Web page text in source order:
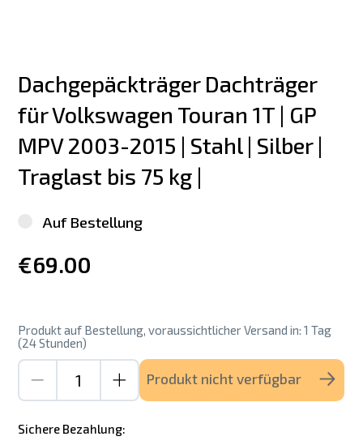
Dachgepäckträger Dachträger
für Volkswagen Touran 1T | GP
MPV 2003-2015 | Stahl | Silber |
Traglast bis 75 kg |
Auf Bestellung
€69.00
Produkt auf Bestellung, voraussichtlicher Versand in: 1 Tag
(24 Stunden)
Produkt nicht verfügbar
Sichere Bezahlung: